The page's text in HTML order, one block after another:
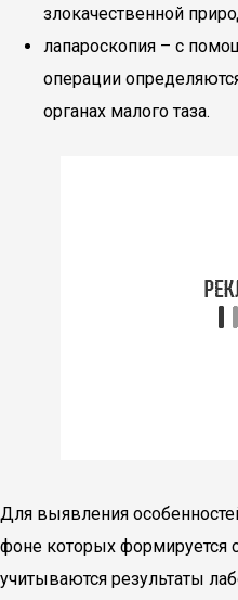
злокачественной
лапароскопия – с
операции
органах малого таза.
Для выявления
фоне которых формируется
учитываются результаты